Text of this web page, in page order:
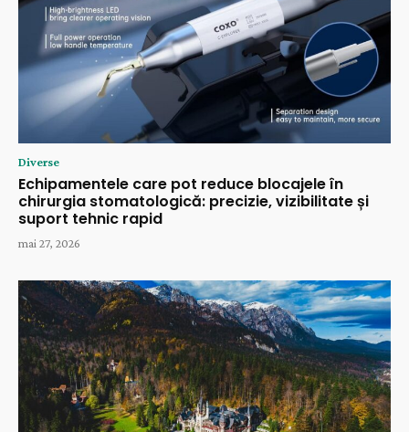
Diverse
Echipamentele care pot reduce blocajele în
chirurgia stomatologică: precizie, vizibilitate și
suport tehnic rapid
mai 27, 2026